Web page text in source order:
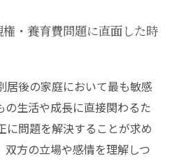
・養育費問題に直面した時
居後の家庭において最も敏感
の生活や成長に直接関わるた
に問題を解決することが求め
双方の立場や感情を理解しつ